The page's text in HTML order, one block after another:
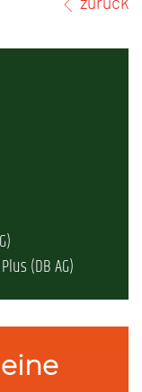
(DB AG)